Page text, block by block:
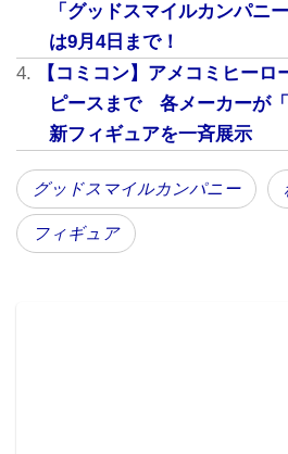
「グッドスマイルカンパニ
は9月4日まで！
【コミコン】アメコミヒー
ピースまで 各メーカーが
新フィギュアを一斉展示
グッドスマイルカンパニー
フィギュア